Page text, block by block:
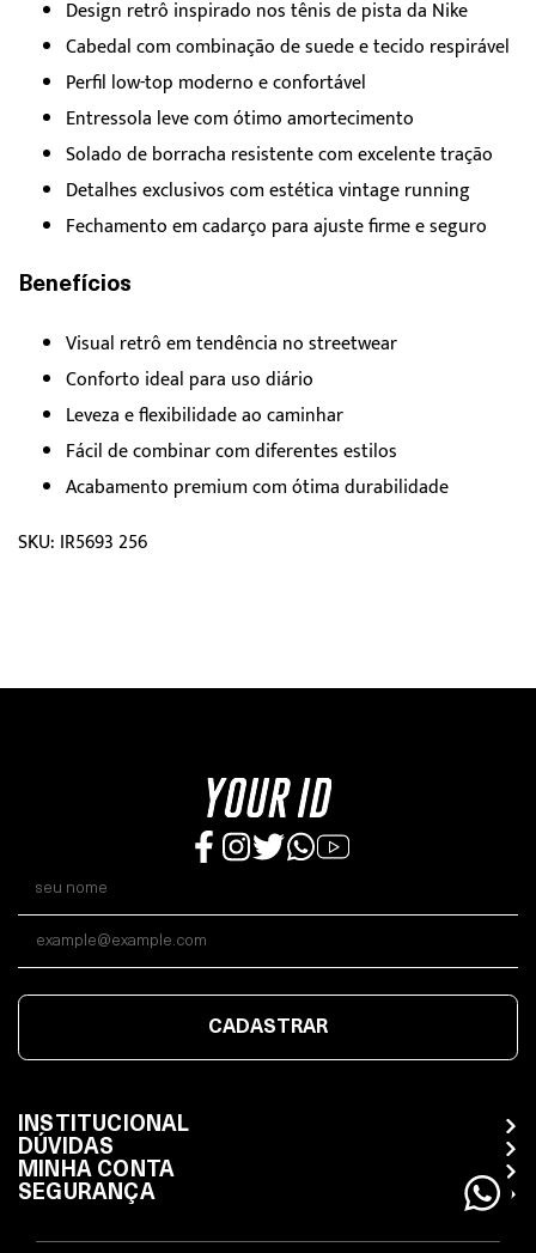
Design retrô inspirado nos tênis de pista da Nike
Cabedal com combinação de suede e tecido respirável
Perfil low-top moderno e confortável
Entressola leve com ótimo amortecimento
Solado de borracha resistente com excelente tração
Detalhes exclusivos com estética vintage running
Fechamento em cadarço para ajuste firme e seguro
Benefícios
Visual retrô em tendência no streetwear
Conforto ideal para uso diário
Leveza e flexibilidade ao caminhar
Fácil de combinar com diferentes estilos
Acabamento premium com ótima durabilidade
SKU: IR5693 256
CADASTRAR
INSTITUCIONAL
DÚVIDAS
MINHA CONTA
SEGURANÇA